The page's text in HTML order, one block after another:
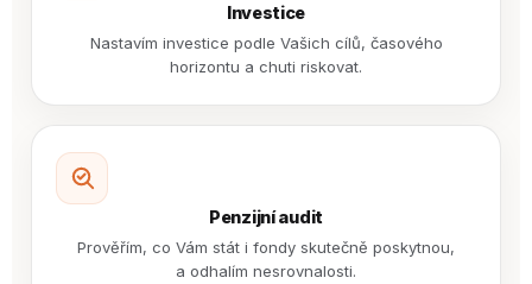
Investice
Nastavím investice podle Vašich cílů, časového
horizontu a chuti riskovat.
Penzijní audit
Prověřím, co Vám stát i fondy skutečně poskytnou,
a odhalím nesrovnalosti.